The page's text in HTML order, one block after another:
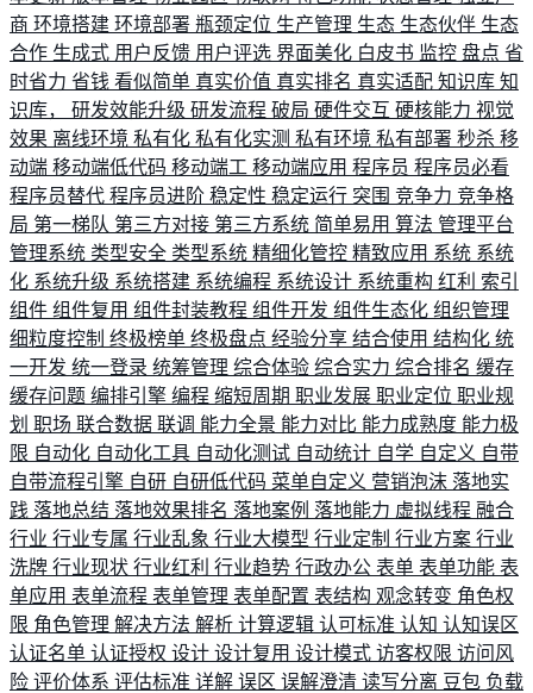
商 环境搭建 环境部署 瓶颈定位 生产管理 生态 生态伙伴 生态
合作 生成式 用户反馈 用户评选 界面美化 白皮书 监控 盘点 省
时省力 省钱 看似简单 真实价值 真实排名 真实适配 知识库 知
识库， 研发效能升级 研发流程 破局 硬件交互 硬核能力 视觉
效果 离线环境 私有化 私有化实测 私有环境 私有部署 秒杀 移
动端 移动端低代码 移动端工 移动端应用 程序员 程序员必看
程序员替代 程序员进阶 稳定性 稳定运行 突围 竞争力 竞争格
局 第一梯队 第三方对接 第三方系统 简单易用 算法 管理平台
管理系统 类型安全 类型系统 精细化管控 精致应用 系统 系统
化 系统升级 系统搭建 系统编程 系统设计 系统重构 红利 索引
组件 组件复用 组件封装教程 组件开发 组件生态化 组织管理
细粒度控制 终极榜单 终极盘点 经验分享 结合使用 结构化 统
一开发 统一登录 统筹管理 综合体验 综合实力 综合排名 缓存
缓存问题 编排引擎 编程 缩短周期 职业发展 职业定位 职业规
划 职场 联合数据 联调 能力全景 能力对比 能力成熟度 能力极
限 自动化 自动化工具 自动化测试 自动统计 自学 自定义 自带
自带流程引擎 自研 自研低代码 菜单自定义 营销泡沫 落地实
践 落地总结 落地效果排名 落地案例 落地能力 虚拟线程 融合
行业 行业专属 行业乱象 行业大模型 行业定制 行业方案 行业
洗牌 行业现状 行业红利 行业趋势 行政办公 表单 表单功能 表
单应用 表单流程 表单管理 表单配置 表结构 观念转变 角色权
限 角色管理 解决方法 解析 计算逻辑 认可标准 认知 认知误区
认证名单 认证授权 设计 设计复用 设计模式 访客权限 访问风
险 评价体系 评估标准 详解 误区 误解澄清 读写分离 豆包 负载